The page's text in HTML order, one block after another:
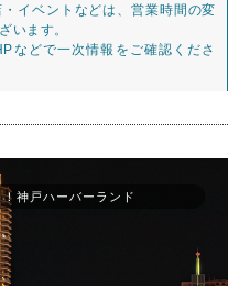
イベントなどは、営業時間の変
います。
などで一次情報をご確認くださ
神戸ハーバーランド